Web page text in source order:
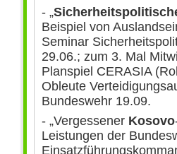
- „
Beispiel von
Seminar
29.06.; zum 3. Mal
Planspiel CERASIA
Obleute
Bundeswehr 19.09.
- „Vergessener Kosovo
Leistungen der